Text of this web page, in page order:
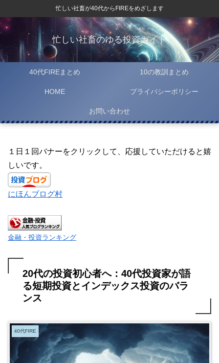
忙しい社畜が40代からFIREをめざします
忙しい社畜のゆる投資ガイド
40代FIREまとめ 10の教訓まとめ
HOME プライバシーポリシー
お問い合わせ
１日１回バナーをクリックして、応援していただけると嬉
しいです。
にほんブログ村
金融・投資ランキング
20代の投資初心者へ：40代投資家が語
る短期投資とインデックス投資のバラ
ンス
40代FIRE